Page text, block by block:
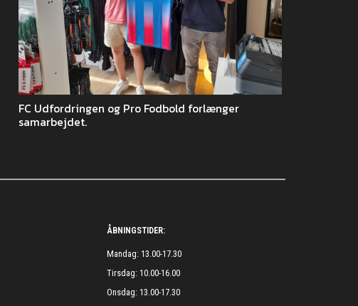
FC Udfordringen og Pro Fodbold forlænger
samarbejdet.
ÅBNINGSTIDER:
Mandag: 13.00-17.30
Tirsdag: 10.00-16.00
Onsdag: 13.00-17.30